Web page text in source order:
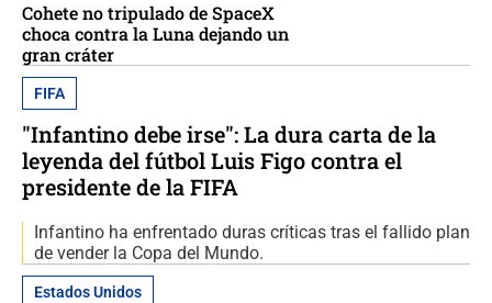
Cohete no tripulado de SpaceX
choca contra la Luna dejando un
gran cráter
FIFA
"Infantino debe irse": La dura carta de la
leyenda del fútbol Luis Figo contra el
presidente de la FIFA
Infantino ha enfrentado duras críticas tras el fallido plan
de vender la Copa del Mundo.
Estados Unidos